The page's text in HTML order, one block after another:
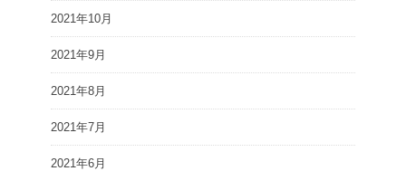
2021年10月
2021年9月
2021年8月
2021年7月
2021年6月